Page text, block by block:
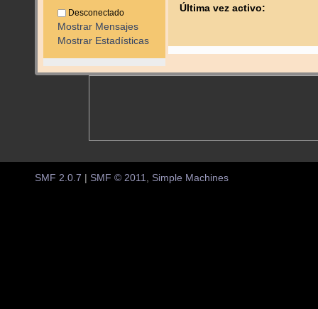
Desconectado
Mostrar Mensajes
Mostrar Estadísticas
Última vez activo:
SMF 2.0.7 SMF © 2011, Simple Machines